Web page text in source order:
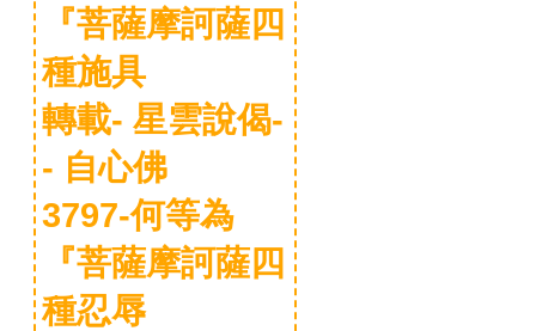
『菩薩摩訶薩四
種施具
轉載- 星雲說偈-
- 自心佛
3797-何等為
『菩薩摩訶薩四
種忍辱